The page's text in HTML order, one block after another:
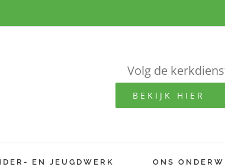
Volg de
BEKIJK HIER
EN JEUGDWERK ONS